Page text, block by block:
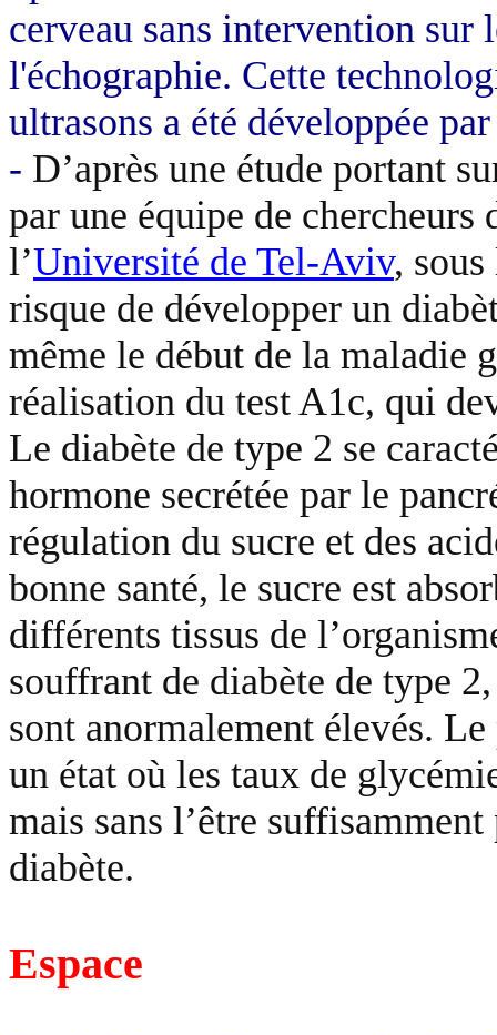
cerveau sans intervention
l'échographie. Cette
ultrasons a été développée
- D’après une étude portant
par une équipe de
l’Université de Tel-Aviv,
risque de développer un
même le début de la maladie
réalisation du test A1c, qui
Le diabète de type 2 se
hormone secrétée par le
régulation du sucre et des
bonne santé, le sucre est
différents tissus de
souffrant de diabète de type
sont anormalement élevés.
un état où les taux de
mais sans l’être
diabète.
Espace